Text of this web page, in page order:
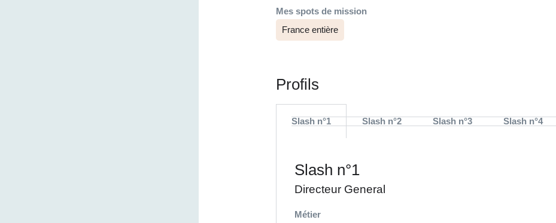
Mes spots de mission
France entière
Profils
Slash n°1 Slash n°2 Slash n°3 Slash n°4
Slash n°1
Directeur General
Métier